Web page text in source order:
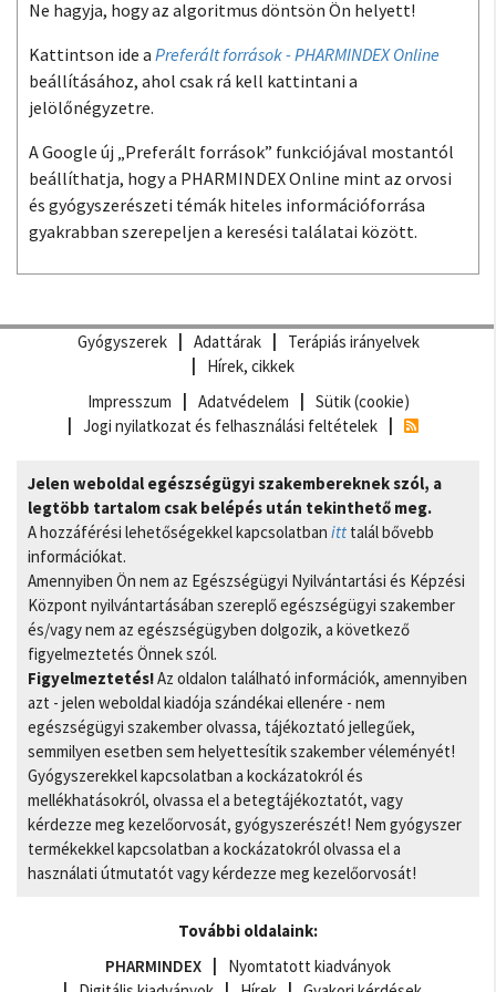
Ne hagyja, hogy az algoritmus döntsön Ön helyett!
Kattintson ide a Preferált források - PHARMINDEX Online
beállításához, ahol csak rá kell kattintani a
jelölőnégyzetre.
A Google új „Preferált források” funkciójával mostantól
beállíthatja, hogy a PHARMINDEX Online mint az orvosi
és gyógyszerészeti témák hiteles információforrása
gyakrabban szerepeljen a keresési találatai között.
Gyógyszerek Adattárak
Terápiás irányelvek
Hírek, cikkek
Impresszum
Adatvédelem
Sütik (cookie)
Jogi nyilatkozat és felhasználási feltételek
Jelen weboldal egészségügyi szakembereknek szól, a
legtöbb tartalom csak belépés után tekinthető meg.
A hozzáférési lehetőségekkel kapcsolatban itt talál bővebb
információkat.
Amennyiben Ön nem az Egészségügyi Nyilvántartási és Képzési
Központ nyilvántartásában szereplő egészségügyi szakember
és/vagy nem az egészségügyben dolgozik, a következő
figyelmeztetés Önnek szól.
Figyelmeztetés!Az oldalon található információk, amennyiben
azt - jelen weboldal kiadója szándékai ellenére - nem
egészségügyi szakember olvassa, tájékoztató jellegűek,
semmilyen esetben sem helyettesítik szakember véleményét!
Gyógyszerekkel kapcsolatban a kockázatokról és
mellékhatásokról, olvassa el a betegtájékoztatót, vagy
kérdezze meg kezelőorvosát, gyógyszerészét! Nem gyógyszer
termékekkel kapcsolatban a kockázatokról olvassa el a
használati útmutatót vagy kérdezze meg kezelőorvosát!
További oldalaink:
PHARMINDEX
Nyomtatott kiadványok